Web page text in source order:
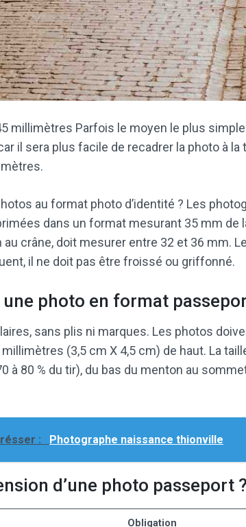
millimètres Parfois le moyen le plus
il sera plus facile de recadrer la photo à
au format photo d’identité ? Les
dans un format mesurant 35 mm de
crâne, doit mesurer entre 32 et 36 mm.
il ne doit pas être froissé ou griffonné.
photo en format
sans plis ni marques. Les photos
(3,5 cm X 4,5 cm) de haut. La
à 80 % du tir), du bas du menton au
: Photographe naissance thionville
d’une photo passeport ?
Obligation